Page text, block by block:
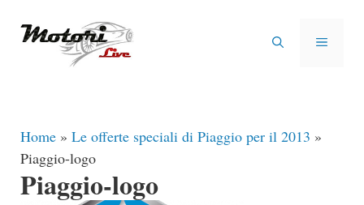
MENU
Home » Le offerte speciali di Piaggio per il 2013 »
Piaggio-logo
Piaggio-logo